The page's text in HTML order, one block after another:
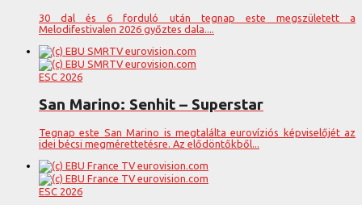
30 dal és 6 forduló után tegnap este megszületett a
Melodifestivalen 2026 győztes dala....
ESC 2026
San Marino: Senhit – Superstar
Tegnap este San Marino is megtalálta eurovíziós képviselőjét az
idei bécsi megmérettetésre. Az elődöntőkből...
ESC 2026